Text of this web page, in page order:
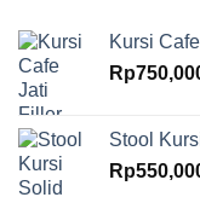
Kursi
Rp
Stool
Rp